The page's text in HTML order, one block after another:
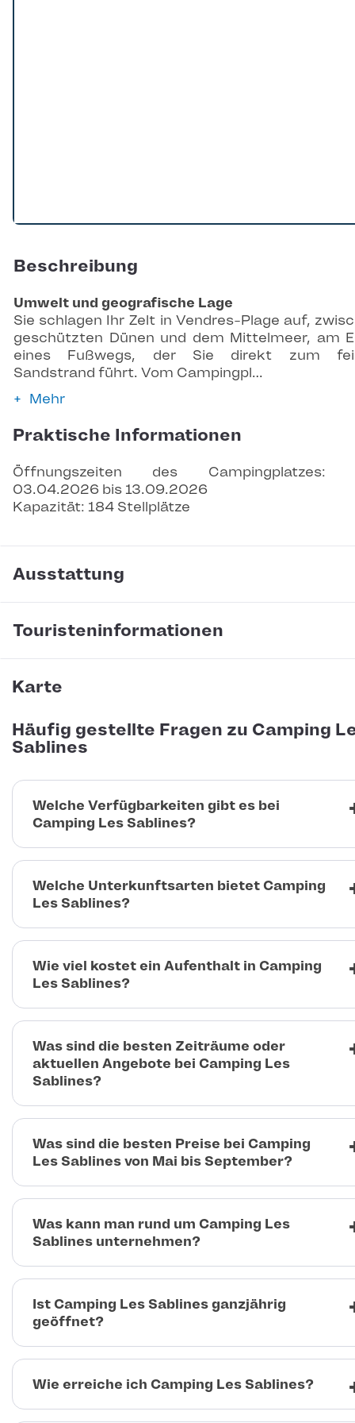
Beschreibung
Umwelt und geografische Lage
Sie schlagen Ihr Zelt in Vendres-Plage auf,
geschützten Dünen und dem Mittelmeer, am
eines Fußwegs, der Sie direkt zum
Sandstrand führt. Vom Campingpl…
Mehr
Praktische Informationen
Öffnungszeiten des Campingplatzes:
03.04.2026 bis 13.09.2026
Kapazität: 184 Stellplätze
Ausstattung
Touristeninformationen
Karte
Häufig gestellte Fragen zu Camping
Sablines
Welche Verfügbarkeiten gibt es bei
Camping Les Sablines?
Welche Unterkunftsarten bietet Camping
Les Sablines?
Wie viel kostet ein Aufenthalt in Camping
Les Sablines?
Was sind die besten Zeiträume oder
aktuellen Angebote bei Camping Les
Sablines?
Was sind die besten Preise bei Camping
Les Sablines von Mai bis September?
Was kann man rund um Camping Les
Sablines unternehmen?
Ist Camping Les Sablines ganzjährig
geöffnet?
Wie erreiche ich Camping Les Sablines?